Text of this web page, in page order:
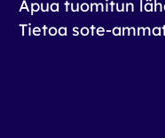
Apua tuomitun
Tietoa sote-